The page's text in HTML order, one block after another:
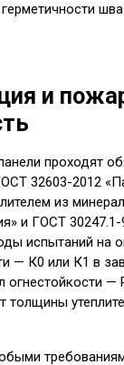
и
проходят
32603-2012
из
и ГОСТ
испытаний на
— К0 или К1 в
—
толщины